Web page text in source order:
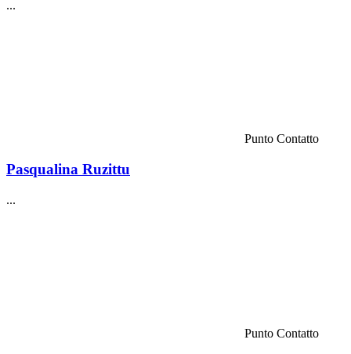
...
Punto Contatto
Pasqualina Ruzittu
...
Punto Contatto